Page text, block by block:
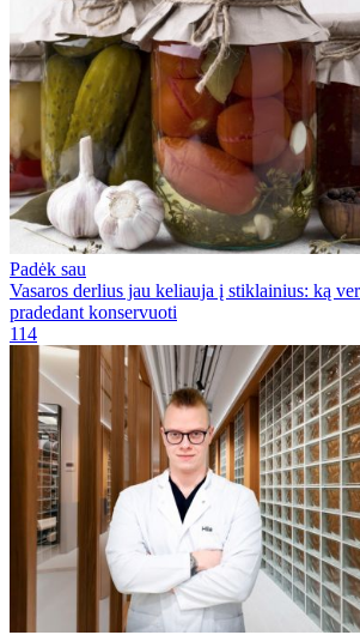
Padėk sau
Vasaros derlius jau keliauja į stiklainius: ką
pradedant konservuoti
114